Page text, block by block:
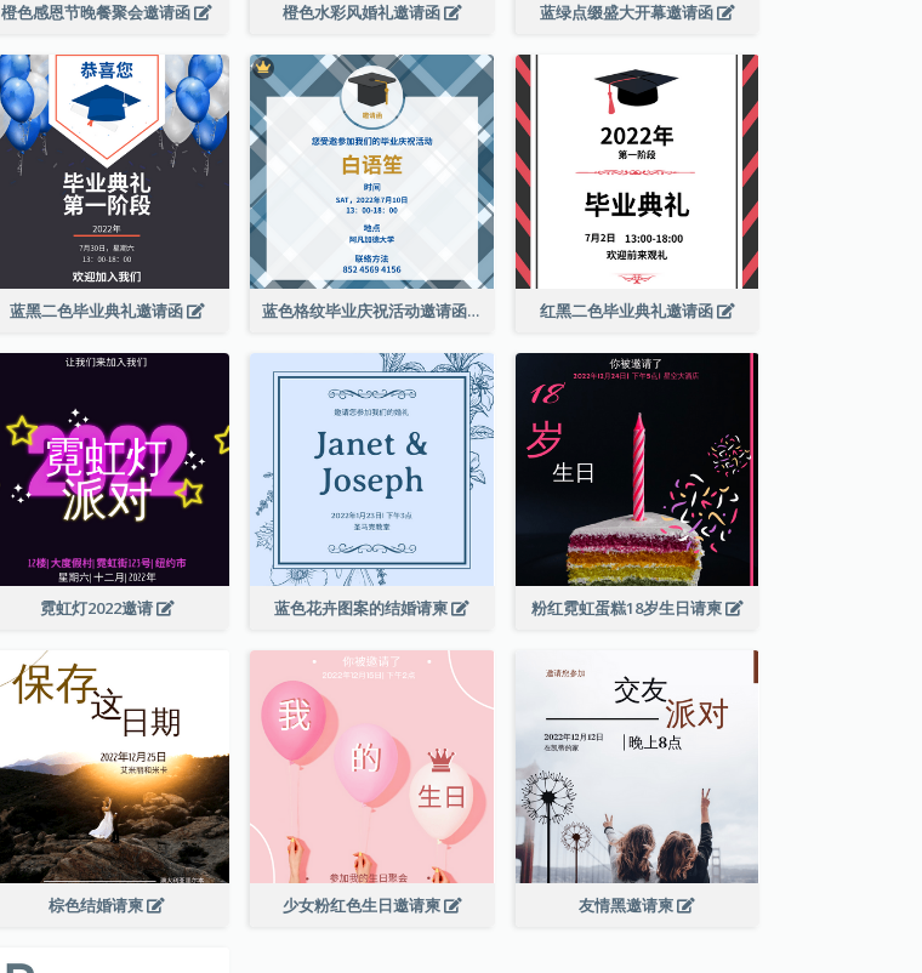
橙色感恩节晚餐聚会邀请函 橙色水彩风婚礼邀请函 蓝绿点缀盛大开幕邀请函
蓝黑二色毕业典礼邀请函 蓝色格纹毕业庆祝活动邀请函 红黑二色毕业典礼邀请函
霓虹灯2022邀请 蓝色花卉图案的结婚请柬 粉红霓虹蛋糕18岁生日请柬
棕色结婚请柬 少女粉红色生日邀请柬 友情黑邀请柬